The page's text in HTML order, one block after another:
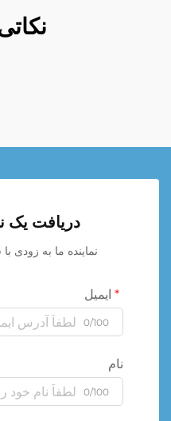
دریافت یک
نماینده ما به زودی
ایمیل
0/100
نام
0/100